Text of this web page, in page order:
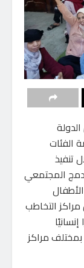
الفئات
تنفيذ
المجتمعي
التخاطب
مراكز